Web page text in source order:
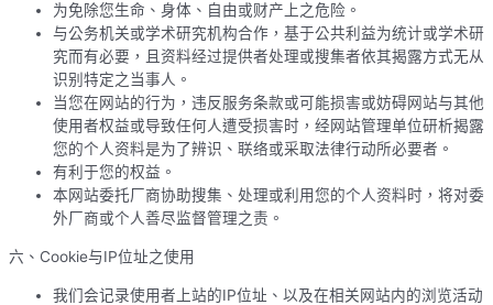
为免除您生命、身体、自由或财产上之危险。
与公务机关或学术研究机构合作，基于公共利益为统计或学术研
究而有必要，且资料经过提供者处理或搜集者依其揭露方式无从
识别特定之当事人。
当您在网站的行为，违反服务条款或可能损害或妨碍网站与其他
使用者权益或导致任何人遭受损害时，经网站管理单位研析揭露
您的个人资料是为了辨识、联络或采取法律行动所必要者。
有利于您的权益。
本网站委托厂商协助搜集、处理或利用您的个人资料时，将对委
外厂商或个人善尽监督管理之责。
六、Cookie与IP位址之使用
我们会记录使用者上站的IP位址、以及在相关网站内的浏览活动